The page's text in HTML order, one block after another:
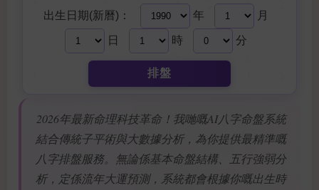
出生日期(新曆)： 年 月
日 時 分
排盤
2026年最新命理科技革命！我哋嘅AI八字命盤系統
結合傳統子平術與大數據分析，為你提供最精準嘅
八字排盤服務。無論係基本命盤結構、五行強弱分
析，定係流年大運預測，系統都會根據你嘅出生時